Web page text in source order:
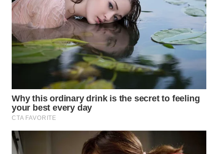
WN
PRIANGAN
TIMUR
WN
SEMARANG
WN
SOLO
BOROBUDUR